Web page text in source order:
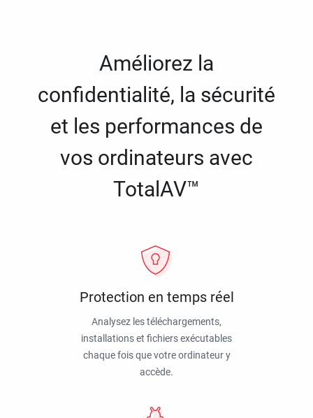
Améliorez la
confidentialité, la sécurité
et les performances de
vos ordinateurs avec
TotalAV™
Protection en temps réel
Analysez les téléchargements,
installations et fichiers exécutables
chaque fois que votre ordinateur y
accède.